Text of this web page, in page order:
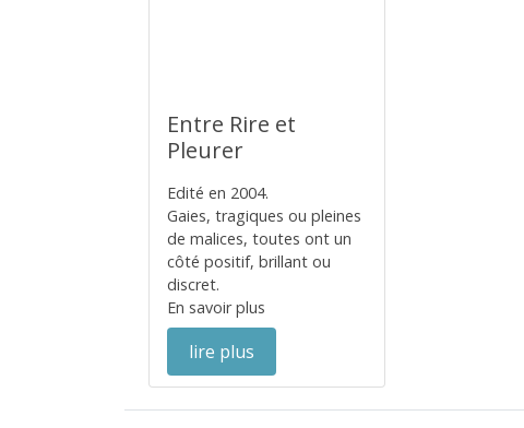
Entre Rire et
Pleurer
Edité en 2004.
Gaies, tragiques ou pleines
de malices, toutes ont un
côté positif, brillant ou
discret.
En savoir plus
lire plus